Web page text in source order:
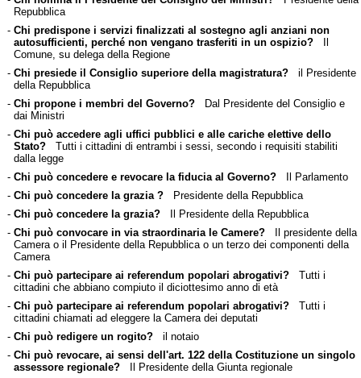
Repubblica
- Chi predispone i servizi finalizzati al sostegno agli anziani non
autosufficienti, perché non vengano trasferiti in un ospizio?Il
Comune, su delega della Regione
- Chi presiede il Consiglio superiore della magistratura?il Presidente
della Repubblica
- Chi propone i membri del Governo?Dal Presidente del Consiglio e
dai Ministri
- Chi può accedere agli uffici pubblici e alle cariche elettive dello
Stato?Tutti i cittadini di entrambi i sessi, secondo i requisiti stabiliti
dalla legge
- Chi può concedere e revocare la fiducia al Governo?Il Parlamento
- Chi può concedere la grazia ?Presidente della Repubblica
- Chi può concedere la grazia?Il Presidente della Repubblica
- Chi può convocare in via straordinaria le Camere?Il presidente della
Camera o il Presidente della Repubblica o un terzo dei componenti della
Camera
- Chi può partecipare ai referendum popolari abrogativi?Tutti i
cittadini che abbiano compiuto il diciottesimo anno di età
- Chi può partecipare ai referendum popolari abrogativi?Tutti i
cittadini chiamati ad eleggere la Camera dei deputati
- Chi può redigere un rogito?il notaio
- Chi può revocare, ai sensi dell'art. 122 della Costituzione un singolo
assessore regionale?Il Presidente della Giunta regionale